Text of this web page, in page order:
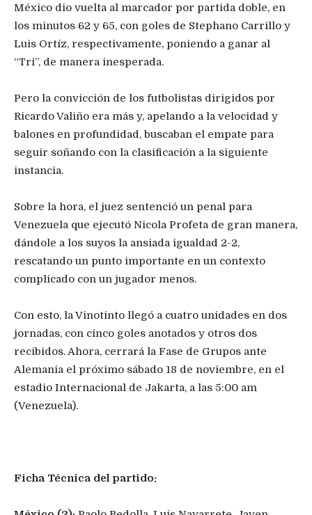
México dio vuelta al marcador por partida doble, en
los minutos 62 y 65, con goles de Stephano Carrillo y
Luis Ortíz, respectivamente, poniendo a ganar al
“Tri”, de manera inesperada.
Pero la convicción de los futbolistas dirigidos por
Ricardo Valiño era más y, apelando a la velocidad y
balones en profundidad, buscaban el empate para
seguir soñando con la clasificación a la siguiente
instancia.
Sobre la hora, el juez sentenció un penal para
Venezuela que ejecutó Nicola Profeta de gran manera,
dándole a los suyos la ansiada igualdad 2-2,
rescatando un punto importante en un contexto
complicado con un jugador menos.
Con esto, la Vinotinto llegó a cuatro unidades en dos
jornadas, con cinco goles anotados y otros dos
recibidos. Ahora, cerrará la Fase de Grupos ante
Alemania el próximo sábado 18 de noviembre, en el
estadio Internacional de Jakarta, a las 5:00 am
(Venezuela).
Ficha Técnica del partido: